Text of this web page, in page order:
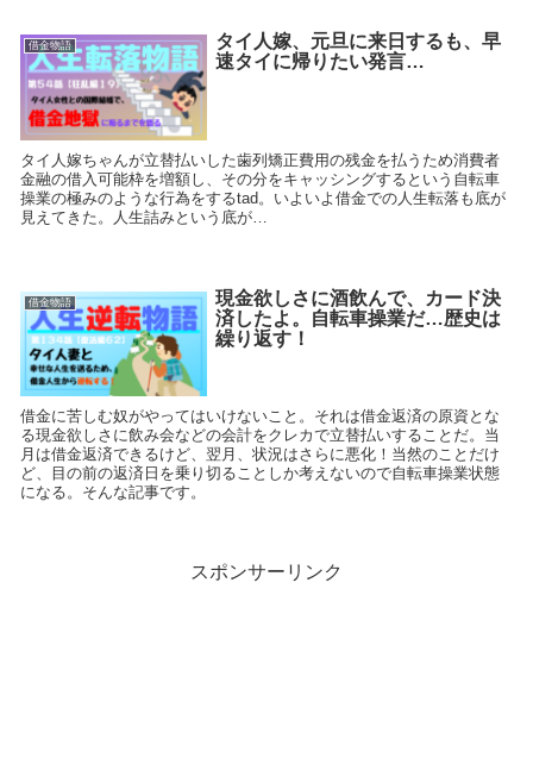
借金物語
タイ人嫁、元旦に来日するも、早
速タイに帰りたい発言…
タイ人嫁ちゃんが立替払いした歯列矯正費用の残金を払うため消費者
金融の借入可能枠を増額し、その分をキャッシングするという自転車
操業の極みのような行為をするtad。いよいよ借金での人生転落も底が
見えてきた。人生詰みという底が…
借金物語
現金欲しさに酒飲んで、カード決
済したよ。自転車操業だ…歴史は
繰り返す！
借金に苦しむ奴がやってはいけないこと。それは借金返済の原資とな
る現金欲しさに飲み会などの会計をクレカで立替払いすることだ。当
月は借金返済できるけど、翌月、状況はさらに悪化！当然のことだけ
ど、目の前の返済日を乗り切ることしか考えないので自転車操業状態
になる。そんな記事です。
スポンサーリンク